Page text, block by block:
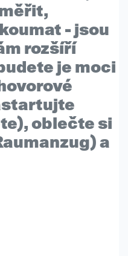
- jsou
rozšíří
je moci
), oblečte si
) a